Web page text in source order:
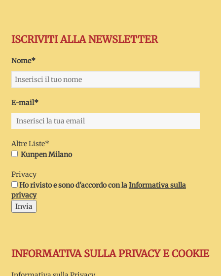
ISCRIVITI ALLA NEWSLETTER
Nome*
E-mail*
Altre Liste*
Kunpen Milano
Privacy
Ho rivisto e sono d'accordo con laInformativa sulla
privacy
Invia
INFORMATIVA SULLA PRIVACY E COOKIE